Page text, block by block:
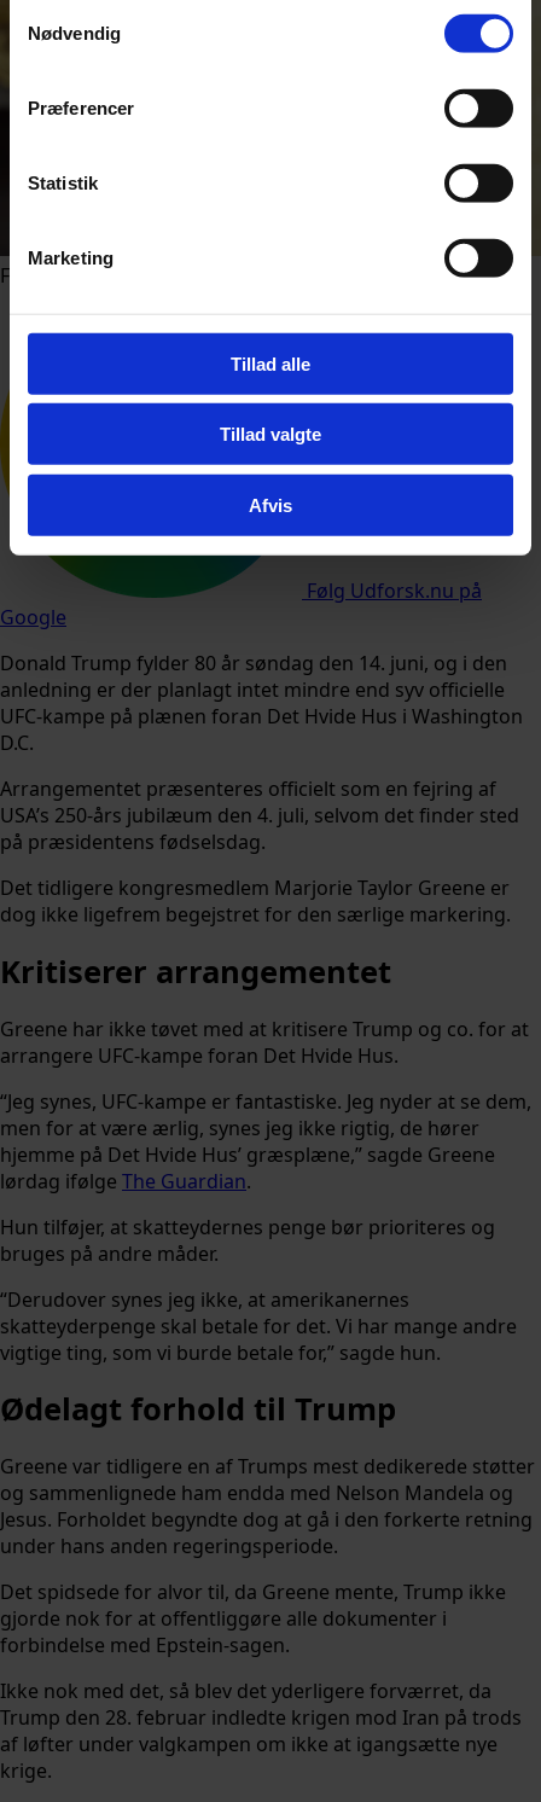
Nødvendig
Præferencer
Statistik
Marketing
Tillad alle
Tillad valgte
Afvis
Foto: noamgalai / Shutterstock.com
Følg Udforsk.nu på
Google
Donald Trump fylder 80 år søndag den 14. juni, og i den
anledning er der planlagt intet mindre end syv officielle
UFC-kampe på plænen foran Det Hvide Hus i Washington
D.C.
Arrangementet præsenteres officielt som en fejring af
USA’s 250-års jubilæum den 4. juli, selvom det finder sted
på præsidentens fødselsdag.
Det tidligere kongresmedlem Marjorie Taylor Greene er
dog ikke ligefrem begejstret for den særlige markering.
Kritiserer arrangementet
Greene har ikke tøvet med at kritisere Trump og co. for at
arrangere UFC-kampe foran Det Hvide Hus.
“Jeg synes, UFC-kampe er fantastiske. Jeg nyder at se dem,
men for at være ærlig, synes jeg ikke rigtig, de hører
hjemme på Det Hvide Hus’ græsplæne,” sagde Greene
lørdag ifølge The Guardian.
Hun tilføjer, at skatteydernes penge bør prioriteres og
bruges på andre måder.
“Derudover synes jeg ikke, at amerikanernes
skatteyderpenge skal betale for det. Vi har mange andre
vigtige ting, som vi burde betale for,” sagde hun.
Ødelagt forhold til Trump
Greene var tidligere en af Trumps mest dedikerede støtter
og sammenlignede ham endda med Nelson Mandela og
Jesus. Forholdet begyndte dog at gå i den forkerte retning
under hans anden regeringsperiode.
Det spidsede for alvor til, da Greene mente, Trump ikke
gjorde nok for at offentliggøre alle dokumenter i
forbindelse med Epstein-sagen.
Ikke nok med det, så blev det yderligere forværret, da
Trump den 28. februar indledte krigen mod Iran på trods
af løfter under valgkampen om ikke at igangsætte nye
krige.